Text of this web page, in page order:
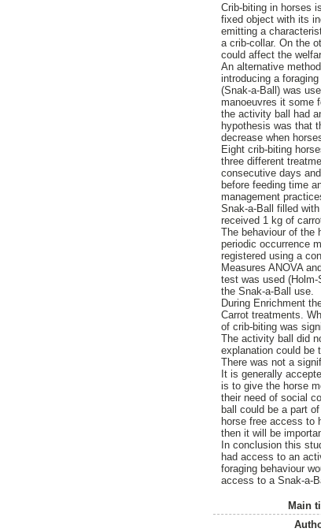
Crib-biting in horses
fixed object with its
emitting a
a crib-collar. On the
could affect the
An alternative
introducing a
(Snak-a-Ball) was
manoeuvres it some
the activity ball had
hypothesis was that
decrease when
Eight crib-biting
three different
consecutive days
before feeding time
management
Snak-a-Ball filled
received 1 kg of
The behaviour of the
periodic occurrence
registered using a
Measures ANOVA
test was used
the Snak-a-Ball use.
During Enrichment
Carrot treatments.
of crib-biting was
The activity ball did
explanation could be
There was not a
It is generally
is to give the horse
their need of social
ball could be a part
horse free access to
then it will be
In conclusion this
had access to an
foraging behaviour
access to a Snak-a-
Main